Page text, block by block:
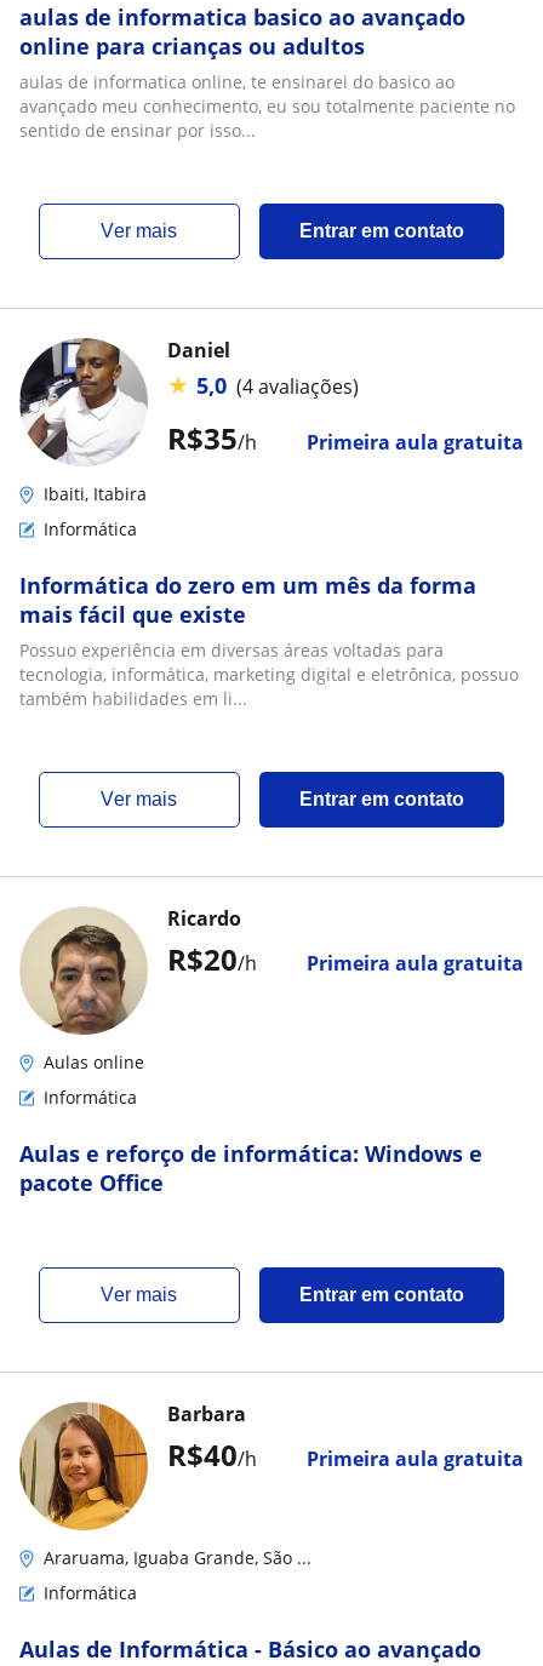
aulas de informatica basico ao avançado
online para crianças ou adultos
aulas de informatica online, te ensinarei do basico ao
avançado meu conhecimento, eu sou totalmente paciente no
sentido de ensinar por isso...
ver mais Entrar em contato
R$35/h Primeira aula gratuita
Daniel
★ 5,0 (4 avaliações)
Ibaiti, Itabira
Informática
Informática do zero em um mês da forma
mais fácil que existe
Possuo experiência em diversas áreas voltadas para
tecnologia, informática, marketing digital e eletrônica, possuo
também habilidades em li...
ver mais Entrar em contato
R$20/h Primeira aula gratuita
Ricardo
Aulas online
Informática
Aulas e reforço de informática: Windows e
pacote Office
ver mais Entrar em contato
R$40/h Primeira aula gratuita
Barbara
Araruama, Iguaba Grande, São ...
Informática
Aulas de Informática - Básico ao avançado